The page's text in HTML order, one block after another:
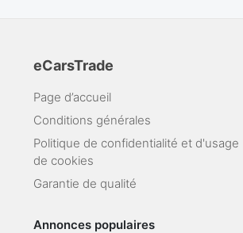
eCarsTrade
Page d’accueil
Conditions générales
Politique de confidentialité et d'usage
de cookies
Garantie de qualité
Annonces populaires